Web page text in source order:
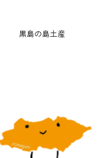
黒島の島土産